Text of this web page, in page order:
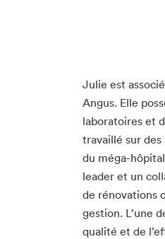
Julie est
Angus. Elle
laboratoires et
travaillé sur des
du méga-
leader et un
de rénovations
gestion. L’une
qualité et de